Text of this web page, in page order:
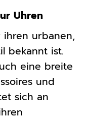
Uhren
ihren urbanen,
bekannt ist.
eine breite
und
sich an